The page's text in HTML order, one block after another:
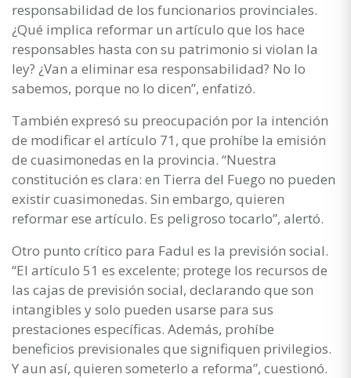
responsabilidad de los funcionarios provinciales.
¿Qué implica reformar un artículo que los hace
responsables hasta con su patrimonio si violan la
ley? ¿Van a eliminar esa responsabilidad? No lo
sabemos, porque no lo dicen”, enfatizó.
También expresó su preocupación por la intención
de modificar el artículo 71, que prohíbe la emisión
de cuasimonedas en la provincia. “Nuestra
constitución es clara: en Tierra del Fuego no pueden
existir cuasimonedas. Sin embargo, quieren
reformar ese artículo. Es peligroso tocarlo”, alertó.
Otro punto crítico para Fadul es la previsión social.
“El artículo 51 es excelente; protege los recursos de
las cajas de previsión social, declarando que son
intangibles y solo pueden usarse para sus
prestaciones específicas. Además, prohíbe
beneficios previsionales que signifiquen privilegios.
Y aun así, quieren someterlo a reforma”, cuestionó.